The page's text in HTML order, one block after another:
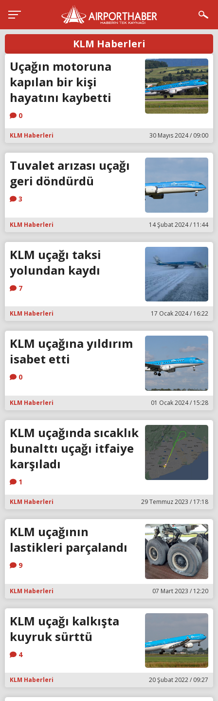
KLM Haberleri
Uçağın motoruna
kapılan bir kişi
hayatını kaybetti
0
KLM Haberleri 30 Mayıs 2024 / 09:00
Tuvalet arızası uçağı
geri döndürdü
3
KLM Haberleri 14 Şubat 2024 / 11:44
KLM uçağı taksi
yolundan kaydı
7
KLM Haberleri 17 Ocak 2024 / 16:22
KLM uçağına yıldırım
isabet etti
0
KLM Haberleri 01 Ocak 2024 / 15:28
KLM uçağında sıcaklık
bunalttı uçağı itfaiye
karşıladı
1
KLM Haberleri 29 Temmuz 2023 / 17:18
KLM uçağının
lastikleri parçalandı
9
KLM Haberleri 07 Mart 2023 / 12:20
KLM uçağı kalkışta
kuyruk sürttü
4
KLM Haberleri 20 Şubat 2022 / 09:27